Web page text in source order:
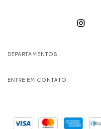
DEPARTAMENTOS
ENTRE EM CONTATO